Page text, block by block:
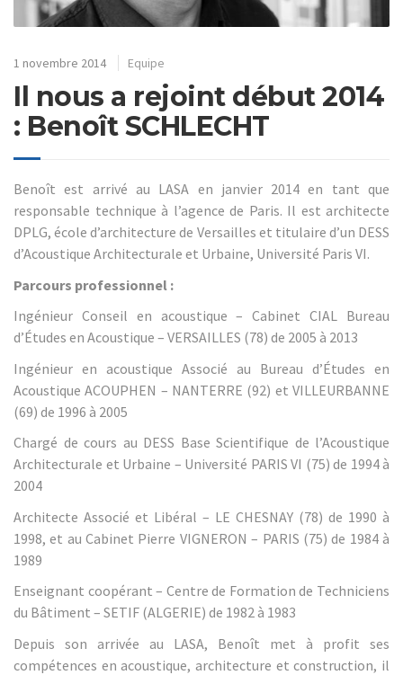
1 novembre 2014 Equipe
Il nous a rejoint début 2014
: Benoît SCHLECHT
Benoît est arrivé au LASA en janvier 2014 en tant que
responsable technique à l’agence de Paris. Il est architecte
DPLG, école d’architecture de Versailles et titulaire d’un DESS
d’Acoustique Architecturale et Urbaine, Université Paris VI.
Parcours professionnel :
Ingénieur Conseil en acoustique – Cabinet CIAL Bureau
d’Études en Acoustique – VERSAILLES (78) de 2005 à 2013
Ingénieur en acoustique Associé au Bureau d’Études en
Acoustique ACOUPHEN – NANTERRE (92) et VILLEURBANNE
(69) de 1996 à 2005
Chargé de cours au DESS Base Scientifique de l’Acoustique
Architecturale et Urbaine – Université PARIS VI (75) de 1994 à
2004
Architecte Associé et Libéral – LE CHESNAY (78) de 1990 à
1998, et au Cabinet Pierre VIGNERON – PARIS (75) de 1984 à
1989
Enseignant coopérant – Centre de Formation de Techniciens
du Bâtiment – SETIF (ALGERIE) de 1982 à 1983
Depuis son arrivée au LASA, Benoît met à profit ses
compétences en acoustique, architecture et construction, il